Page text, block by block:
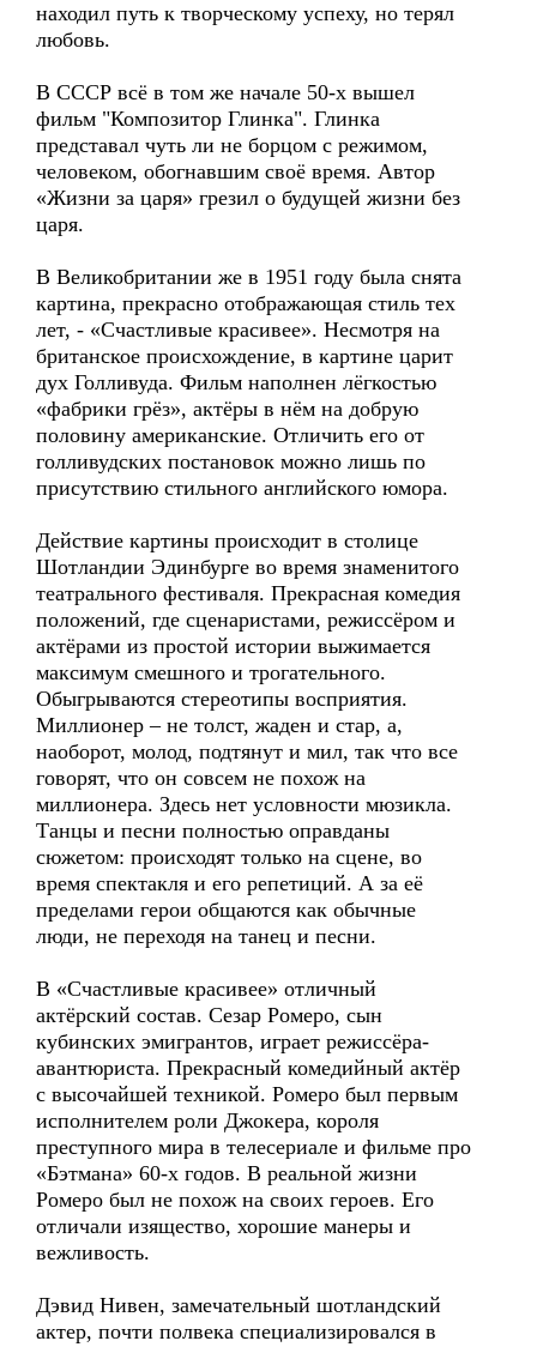
находил путь к творческому успеху, но терял
любовь.
В СССР всё в том же начале 50-х вышел
фильм "Композитор Глинка". Глинка
представал чуть ли не борцом с режимом,
человеком, обогнавшим своё время. Автор
«Жизни за царя» грезил о будущей жизни без
царя.
В Великобритании же в 1951 году была снята
картина, прекрасно отображающая стиль тех
лет, - «Счастливые красивее». Несмотря на
британское происхождение, в картине царит
дух Голливуда. Фильм наполнен лёгкостью
«фабрики грёз», актёры в нём на добрую
половину американские. Отличить его от
голливудских постановок можно лишь по
присутствию стильного английского юмора.
Действие картины происходит в столице
Шотландии Эдинбурге во время знаменитого
театрального фестиваля. Прекрасная комедия
положений, где сценаристами, режиссёром и
актёрами из простой истории выжимается
максимум смешного и трогательного.
Обыгрываются стереотипы восприятия.
Миллионер – не толст, жаден и стар, а,
наоборот, молод, подтянут и мил, так что все
говорят, что он совсем не похож на
миллионера. Здесь нет условности мюзикла.
Танцы и песни полностью оправданы
сюжетом: происходят только на сцене, во
время спектакля и его репетиций. А за её
пределами герои общаются как обычные
люди, не переходя на танец и песни.
В «Счастливые красивее» отличный
актёрский состав. Сезар Ромеро, сын
кубинских эмигрантов, играет режиссёра-
авантюриста. Прекрасный комедийный актёр
с высочайшей техникой. Ромеро был первым
исполнителем роли Джокера, короля
преступного мира в телесериале и фильме про
«Бэтмана» 60-х годов. В реальной жизни
Ромеро был не похож на своих героев. Его
отличали изящество, хорошие манеры и
вежливость.
Дэвид Нивен, замечательный шотландский
актер, почти полвека специализировался в